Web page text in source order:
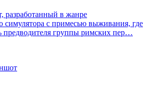
разработанный в жанре
симулятора с примесью выживания, где
предводителя группы римских пер…